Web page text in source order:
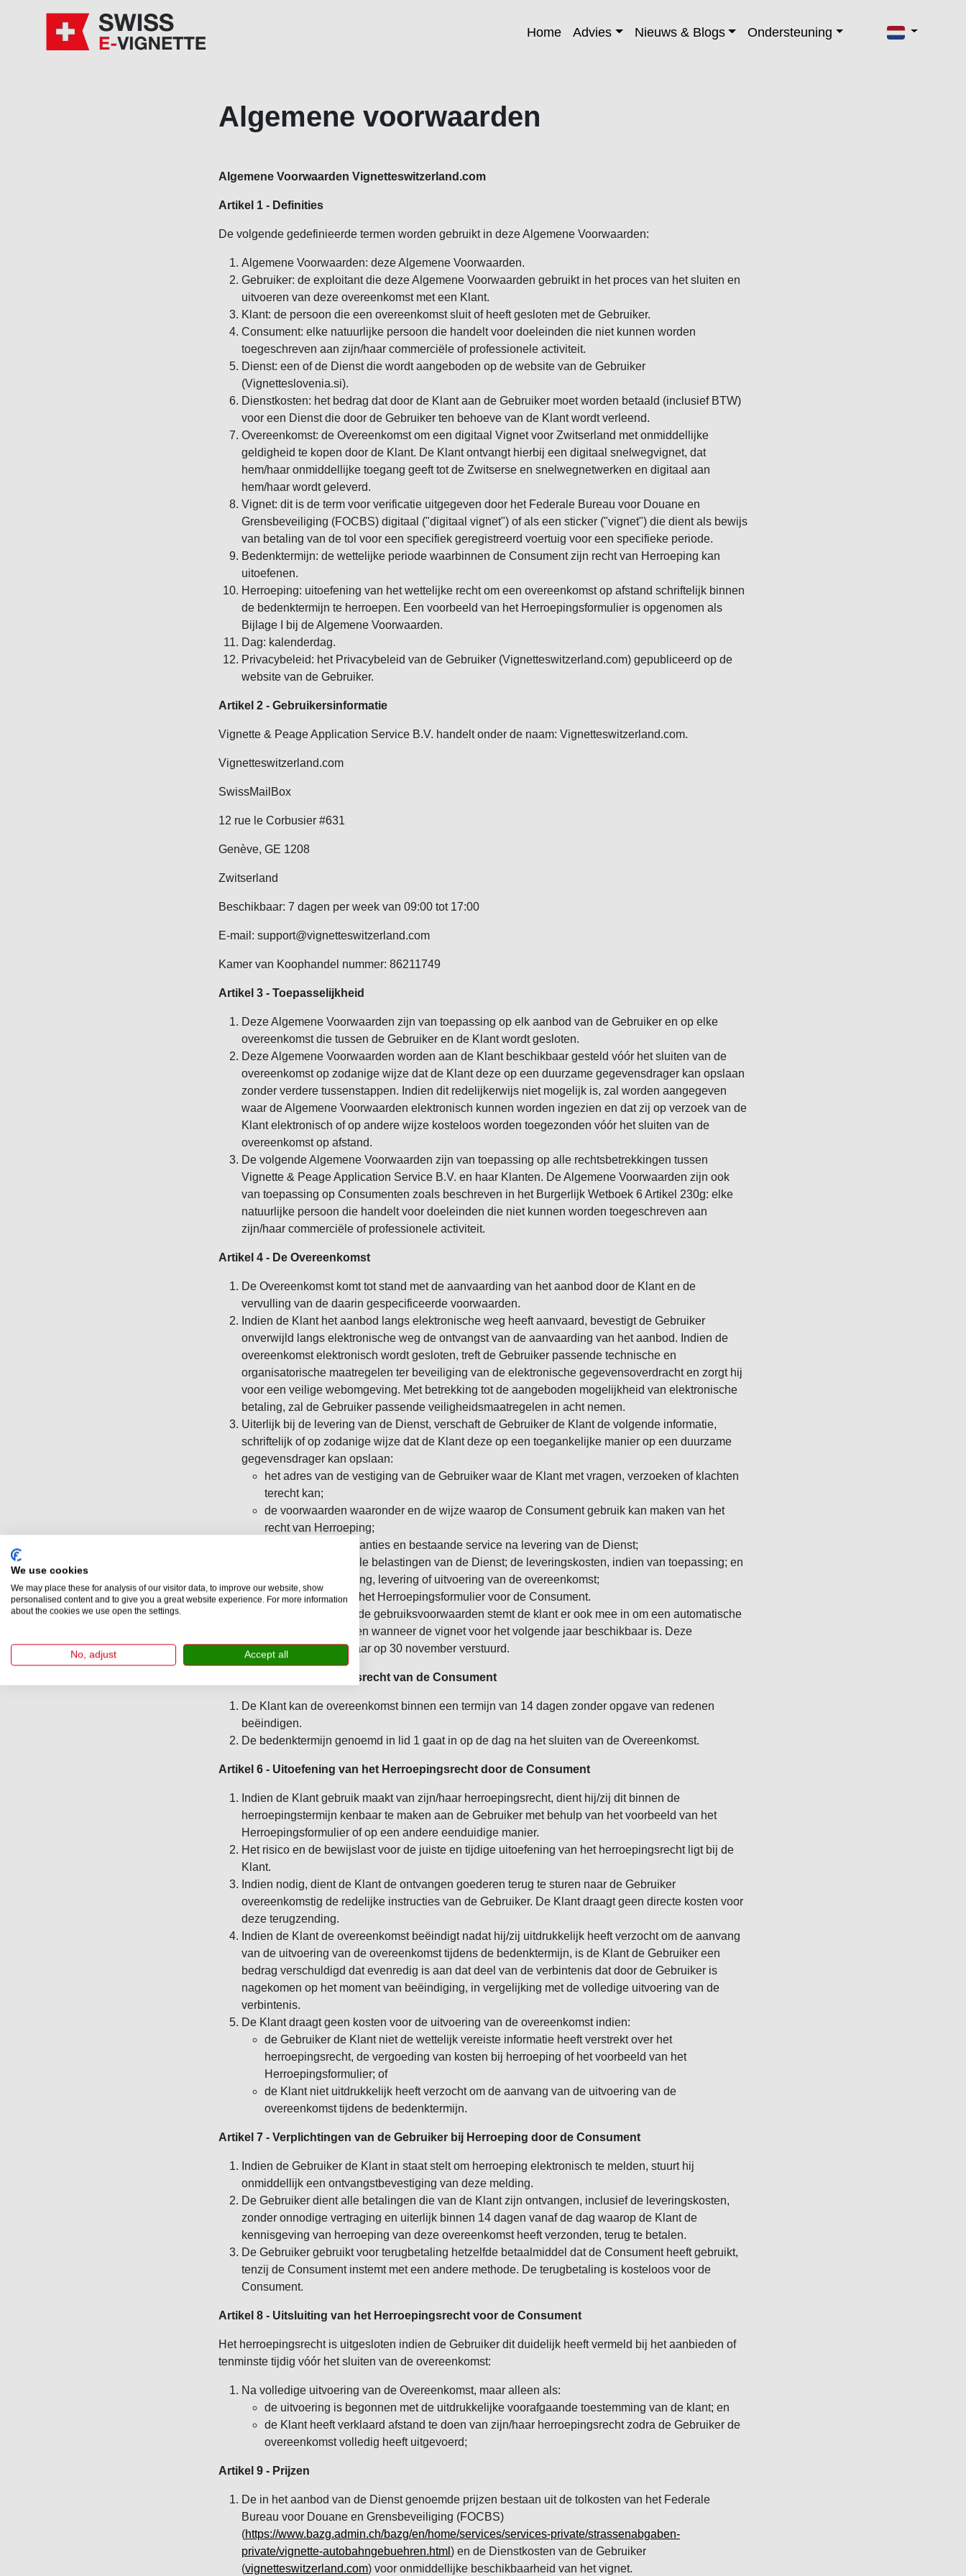
Home Advies Nieuws & Blogs Ondersteuning
Algemene voorwaarden
Algemene Voorwaarden Vignetteswitzerland.com
Artikel 1 - Definities
De volgende gedefinieerde termen worden gebruikt in deze Algemene Voorwaarden:
Algemene Voorwaarden: deze Algemene Voorwaarden.
Gebruiker: de exploitant die deze Algemene Voorwaarden gebruikt in het proces van het sluiten en
uitvoeren van deze overeenkomst met een Klant.
Klant: de persoon die een overeenkomst sluit of heeft gesloten met de Gebruiker.
Consument: elke natuurlijke persoon die handelt voor doeleinden die niet kunnen worden
toegeschreven aan zijn/haar commerciële of professionele activiteit.
Dienst: een of de Dienst die wordt aangeboden op de website van de Gebruiker
(Vignetteslovenia.si).
Dienstkosten: het bedrag dat door de Klant aan de Gebruiker moet worden betaald (inclusief BTW)
voor een Dienst die door de Gebruiker ten behoeve van de Klant wordt verleend.
Overeenkomst: de Overeenkomst om een digitaal Vignet voor Zwitserland met onmiddellijke
geldigheid te kopen door de Klant. De Klant ontvangt hierbij een digitaal snelwegvignet, dat
hem/haar onmiddellijke toegang geeft tot de Zwitserse en snelwegnetwerken en digitaal aan
hem/haar wordt geleverd.
Vignet: dit is de term voor verificatie uitgegeven door het Federale Bureau voor Douane en
Grensbeveiliging (FOCBS) digitaal ("digitaal vignet") of als een sticker ("vignet") die dient als bewijs
van betaling van de tol voor een specifiek geregistreerd voertuig voor een specifieke periode.
Bedenktermijn: de wettelijke periode waarbinnen de Consument zijn recht van Herroeping kan
uitoefenen.
Herroeping: uitoefening van het wettelijke recht om een overeenkomst op afstand schriftelijk binnen
de bedenktermijn te herroepen. Een voorbeeld van het Herroepingsformulier is opgenomen als
Bijlage I bij de Algemene Voorwaarden.
Dag: kalenderdag.
Privacybeleid: het Privacybeleid van de Gebruiker (Vignetteswitzerland.com) gepubliceerd op de
website van de Gebruiker.
Artikel 2 - Gebruikersinformatie
Vignette & Peage Application Service B.V. handelt onder de naam: Vignetteswitzerland.com.
Vignetteswitzerland.com
SwissMailBox
12 rue le Corbusier #631
Genève, GE 1208
Zwitserland
Beschikbaar: 7 dagen per week van 09:00 tot 17:00
E-mail: support@vignetteswitzerland.com
Kamer van Koophandel nummer: 86211749
Artikel 3 - Toepasselijkheid
Deze Algemene Voorwaarden zijn van toepassing op elk aanbod van de Gebruiker en op elke
overeenkomst die tussen de Gebruiker en de Klant wordt gesloten.
Deze Algemene Voorwaarden worden aan de Klant beschikbaar gesteld vóór het sluiten van de
overeenkomst op zodanige wijze dat de Klant deze op een duurzame gegevensdrager kan opslaan
zonder verdere tussenstappen. Indien dit redelijkerwijs niet mogelijk is, zal worden aangegeven
waar de Algemene Voorwaarden elektronisch kunnen worden ingezien en dat zij op verzoek van de
Klant elektronisch of op andere wijze kosteloos worden toegezonden vóór het sluiten van de
overeenkomst op afstand.
De volgende Algemene Voorwaarden zijn van toepassing op alle rechtsbetrekkingen tussen
Vignette & Peage Application Service B.V. en haar Klanten. De Algemene Voorwaarden zijn ook
van toepassing op Consumenten zoals beschreven in het Burgerlijk Wetboek 6 Artikel 230g: elke
natuurlijke persoon die handelt voor doeleinden die niet kunnen worden toegeschreven aan
zijn/haar commerciële of professionele activiteit.
Artikel 4 - De Overeenkomst
De Overeenkomst komt tot stand met de aanvaarding van het aanbod door de Klant en de
vervulling van de daarin gespecificeerde voorwaarden.
Indien de Klant het aanbod langs elektronische weg heeft aanvaard, bevestigt de Gebruiker
onverwijld langs elektronische weg de ontvangst van de aanvaarding van het aanbod. Indien de
overeenkomst elektronisch wordt gesloten, treft de Gebruiker passende technische en
organisatorische maatregelen ter beveiliging van de elektronische gegevensoverdracht en zorgt hij
voor een veilige webomgeving. Met betrekking tot de aangeboden mogelijkheid van elektronische
betaling, zal de Gebruiker passende veiligheidsmaatregelen in acht nemen.
Uiterlijk bij de levering van de Dienst, verschaft de Gebruiker de Klant de volgende informatie,
schriftelijk of op zodanige wijze dat de Klant deze op een toegankelijke manier op een duurzame
gegevensdrager kan opslaan:
het adres van de vestiging van de Gebruiker waar de Klant met vragen, verzoeken of klachten
terecht kan;
de voorwaarden waaronder en de wijze waarop de Consument gebruik kan maken van het
recht van Herroeping;
informatie over garanties en bestaande service na levering van de Dienst;
de prijs inclusief alle belastingen van de Dienst; de leveringskosten, indien van toepassing; en
de wijze van betaling, levering of uitvoering van de overeenkomst;
het voorbeeld van het Herroepingsformulier voor de Consument.
Bij het accepteren van de gebruiksvoorwaarden stemt de klant er ook mee in om een automatische
herinnering te ontvangen wanneer de vignet voor het volgende jaar beschikbaar is. Deze
herinnering wordt elk jaar op 30 november verstuurd.
Artikel 5 - Het Herroepingsrecht van de Consument
De Klant kan de overeenkomst binnen een termijn van 14 dagen zonder opgave van redenen
beëindigen.
De bedenktermijn genoemd in lid 1 gaat in op de dag na het sluiten van de Overeenkomst.
Artikel 6 - Uitoefening van het Herroepingsrecht door de Consument
Indien de Klant gebruik maakt van zijn/haar herroepingsrecht, dient hij/zij dit binnen de
herroepingstermijn kenbaar te maken aan de Gebruiker met behulp van het voorbeeld van het
Herroepingsformulier of op een andere eenduidige manier.
Het risico en de bewijslast voor de juiste en tijdige uitoefening van het herroepingsrecht ligt bij de
Klant.
Indien nodig, dient de Klant de ontvangen goederen terug te sturen naar de Gebruiker
overeenkomstig de redelijke instructies van de Gebruiker. De Klant draagt geen directe kosten voor
deze terugzending.
Indien de Klant de overeenkomst beëindigt nadat hij/zij uitdrukkelijk heeft verzocht om de aanvang
van de uitvoering van de overeenkomst tijdens de bedenktermijn, is de Klant de Gebruiker een
bedrag verschuldigd dat evenredig is aan dat deel van de verbintenis dat door de Gebruiker is
nagekomen op het moment van beëindiging, in vergelijking met de volledige uitvoering van de
verbintenis.
De Klant draagt geen kosten voor de uitvoering van de overeenkomst indien:
de Gebruiker de Klant niet de wettelijk vereiste informatie heeft verstrekt over het
herroepingsrecht, de vergoeding van kosten bij herroeping of het voorbeeld van het
Herroepingsformulier; of
de Klant niet uitdrukkelijk heeft verzocht om de aanvang van de uitvoering van de
overeenkomst tijdens de bedenktermijn.
Artikel 7 - Verplichtingen van de Gebruiker bij Herroeping door de Consument
Indien de Gebruiker de Klant in staat stelt om herroeping elektronisch te melden, stuurt hij
onmiddellijk een ontvangstbevestiging van deze melding.
De Gebruiker dient alle betalingen die van de Klant zijn ontvangen, inclusief de leveringskosten,
zonder onnodige vertraging en uiterlijk binnen 14 dagen vanaf de dag waarop de Klant de
kennisgeving van herroeping van deze overeenkomst heeft verzonden, terug te betalen.
De Gebruiker gebruikt voor terugbetaling hetzelfde betaalmiddel dat de Consument heeft gebruikt,
tenzij de Consument instemt met een andere methode. De terugbetaling is kosteloos voor de
Consument.
Artikel 8 - Uitsluiting van het Herroepingsrecht voor de Consument
Het herroepingsrecht is uitgesloten indien de Gebruiker dit duidelijk heeft vermeld bij het aanbieden of
tenminste tijdig vóór het sluiten van de overeenkomst:
Na volledige uitvoering van de Overeenkomst, maar alleen als:
de uitvoering is begonnen met de uitdrukkelijke voorafgaande toestemming van de klant; en
de Klant heeft verklaard afstand te doen van zijn/haar herroepingsrecht zodra de Gebruiker de
overeenkomst volledig heeft uitgevoerd;
Artikel 9 - Prijzen
De in het aanbod van de Dienst genoemde prijzen bestaan uit de tolkosten van het Federale
Bureau voor Douane en Grensbeveiliging (FOCBS)
(https://www.bazg.admin.ch/bazg/en/home/services/services-private/strassenabgaben-
private/vignette-autobahngebuehren.html ) en de Dienstkosten van de Gebruiker
(vignetteswitzerland.com) voor onmiddellijke beschikbaarheid van het vignet.
We use cookies
We may place these for analysis of our visitor data, to improve our website, show
personalised content and to give you a great website experience. For more information
about the cookies we use open the settings.
No, adjust Accept all